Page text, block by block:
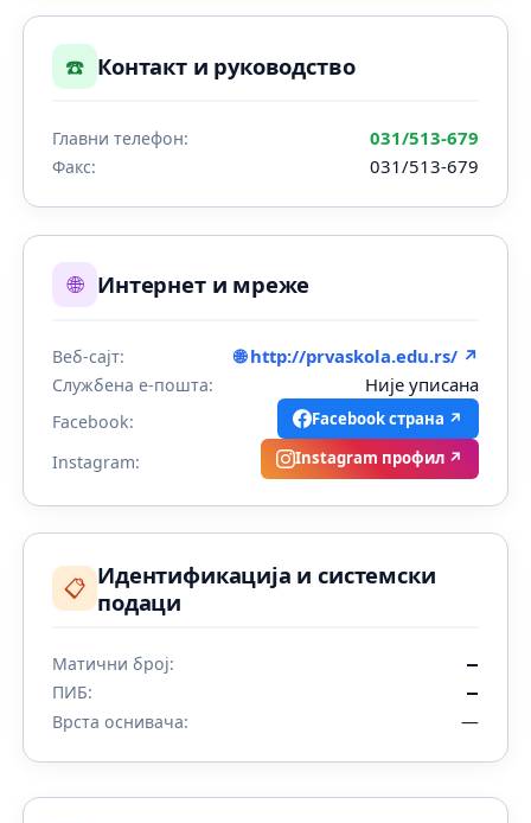
☎️ Контакт и руководство
Главни телефон: 031/513-679
Факс: 031/513-679
🌐 Интернет и мреже
Веб-сајт: 🌐 http://prvaskola.edu.rs/ ↗
Службена е-пошта: Није уписана
Facebook: Facebook страна ↗
Instagram: Instagram профил ↗
📋 Идентификација и системски
подаци
Матични број: —
ПИБ: —
Врста оснивача: —